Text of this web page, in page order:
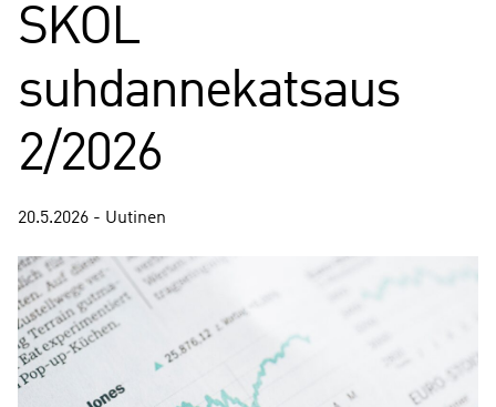
SKOL
suhdannekatsaus
2/2026
20.5.2026 - Uutinen